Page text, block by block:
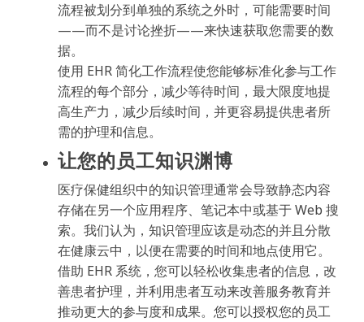
流程被划分到单独的系统之外时，可能需要时间
——而不是讨论挫折——来快速获取您需要的数
据。
使用 EHR 简化工作流程使您能够标准化参与工作
流程的每个部分，减少等待时间，最大限度地提
高生产力，减少后续时间，并更容易提供患者所
需的护理和信息。
让您的员工知识渊博
医疗保健组织中的知识管理通常会导致静态内容
存储在另一个应用程序、笔记本中或基于 Web 搜
索。我们认为，知识管理应该是动态的并且分散
在健康云中，以便在需要的时间和地点使用它。
借助 EHR 系统，您可以轻松收集患者的信息，改
善患者护理，并利用患者互动来改善服务教育并
推动更大的参与度和成果。您可以授权您的员工